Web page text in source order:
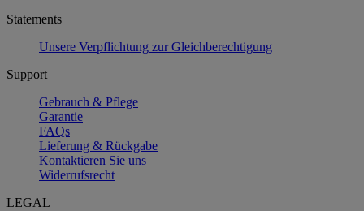
Statements
Unsere Verpflichtung zur Gleichberechtigung
Support
Gebrauch & Pflege
Garantie
FAQs
Lieferung & Rückgabe
Kontaktieren Sie uns
Widerrufsrecht
LEGAL